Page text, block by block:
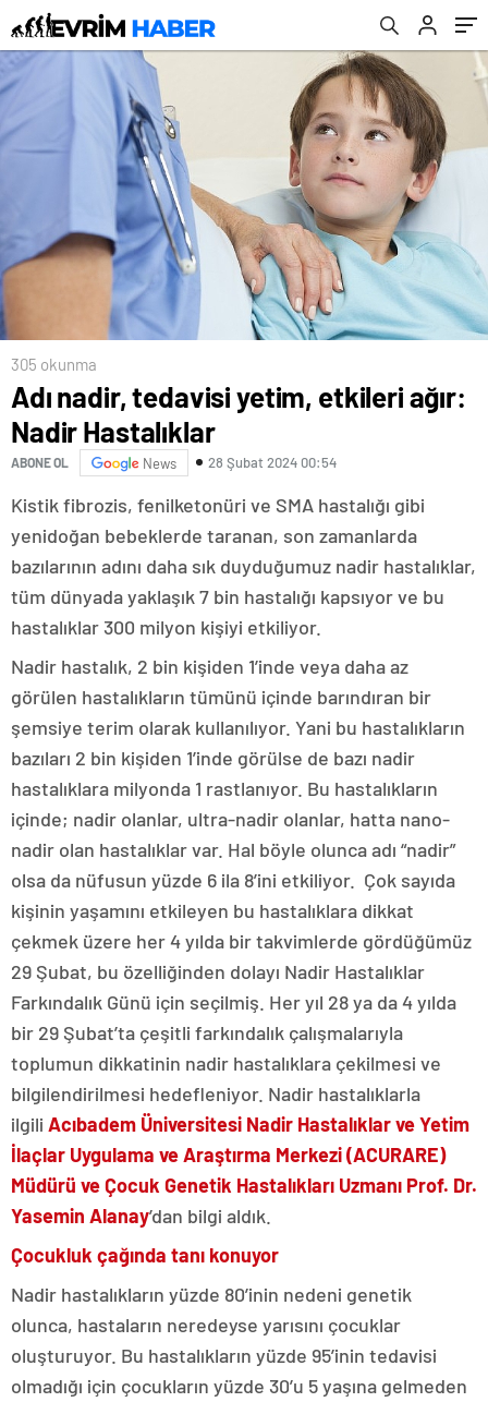
305 okunma
Adı nadir, tedavisi yetim, etkileri ağır:
Nadir Hastalıklar
ABONE OL News 28 Şubat 2024 00:54
Kistik fibrozis, fenilketonüri ve SMA hastalığı gibi
yenidoğan bebeklerde taranan, son zamanlarda
bazılarının adını daha sık duyduğumuz nadir hastalıklar,
tüm dünyada yaklaşık 7 bin hastalığı kapsıyor ve bu
hastalıklar 300 milyon kişiyi etkiliyor.
Nadir hastalık, 2 bin kişiden 1’inde veya daha az
görülen hastalıkların tümünü içinde barındıran bir
şemsiye terim olarak kullanılıyor. Yani bu hastalıkların
bazıları 2 bin kişiden 1’inde görülse de bazı nadir
hastalıklara milyonda 1 rastlanıyor. Bu hastalıkların
içinde; nadir olanlar, ultra-nadir olanlar, hatta nano-
nadir olan hastalıklar var. Hal böyle olunca adı “nadir”
olsa da nüfusun yüzde 6 ila 8’ini etkiliyor. Çok sayıda
kişinin yaşamını etkileyen bu hastalıklara dikkat
çekmek üzere her 4 yılda bir takvimlerde gördüğümüz
29 Şubat, bu özelliğinden dolayı Nadir Hastalıklar
Farkındalık Günü için seçilmiş. Her yıl 28 ya da 4 yılda
bir 29 Şubat’ta çeşitli farkındalık çalışmalarıyla
toplumun dikkatinin nadir hastalıklara çekilmesi ve
bilgilendirilmesi hedefleniyor. Nadir hastalıklarla
ilgili Acıbadem Üniversitesi Nadir Hastalıklar ve Yetim
İlaçlar Uygulama ve Araştırma Merkezi (ACURARE)
Müdürü ve Çocuk Genetik Hastalıkları Uzmanı Prof. Dr.
Yasemin Alanay’dan bilgi aldık.
Çocukluk çağında tanı konuyor
Nadir hastalıkların yüzde 80’inin nedeni genetik
olunca, hastaların neredeyse yarısını çocuklar
oluşturuyor. Bu hastalıkların yüzde 95’inin tedavisi
olmadığı için çocukların yüzde 30’u 5 yaşına gelmeden